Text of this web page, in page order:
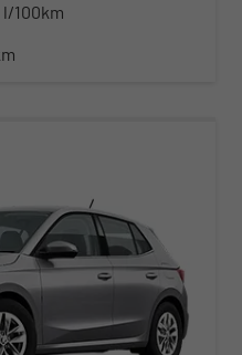
l/100km